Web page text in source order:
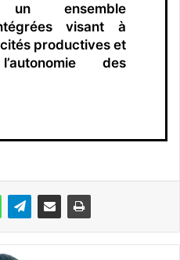
ensemble
visant à
productives et
des